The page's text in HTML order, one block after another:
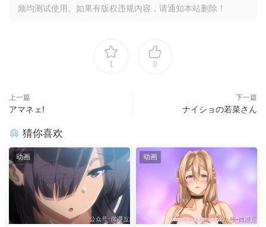
频均测试使用。如果有版权违规内容，请通知本站删除！
1 0
上一篇
アマネェ!
下一篇
ナイショの若菜さん
猜你喜欢
动画 动画